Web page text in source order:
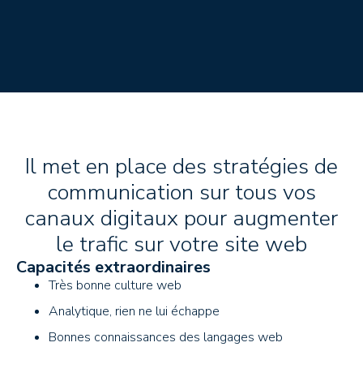
Il met en place des stratégies de
communication sur tous vos
canaux digitaux pour augmenter
le trafic sur votre site web
Capacités extraordinaires
Très bonne culture web
Analytique, rien ne lui échappe
Bonnes connaissances des langages web